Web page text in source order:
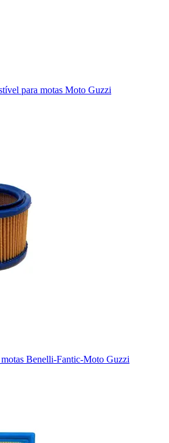
para motas Moto Guzzi
Benelli-Fantic-Moto Guzzi